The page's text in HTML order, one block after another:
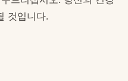
것입니다.